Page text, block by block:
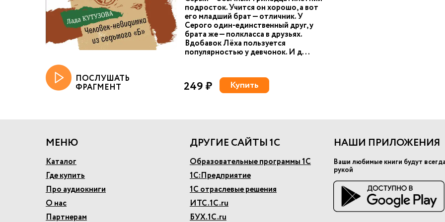
подросток. Учится он хорошо, а вот
его младший брат — отличник. У
Серого один-единственный друг, у
брата же — полкласса в друзьях.
Вдобавок Лёха пользуется
популярностью у девчонок. И д...
ПОСЛУШАТЬ
ФРАГМЕНТ 249 ₽ Купить
МЕНЮ
Каталог
Где купить
Про аудиокниги
О нас
Партнерам
ДРУГИЕ САЙТЫ 1С
Образовательные программы 1С
1С:Предприятие
1С отраслевые решения
ИТС.1С.ru
БУХ.1С.ru
НАШИ ПРИЛОЖЕНИЯ
Ваши любимые книги будут
рукой